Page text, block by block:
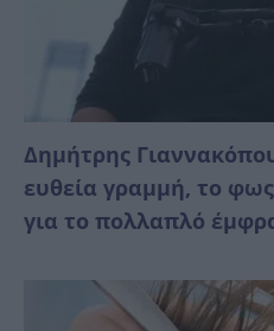
Δημήτρης
ευθεία γραμμή, το
για το πολλαπλό